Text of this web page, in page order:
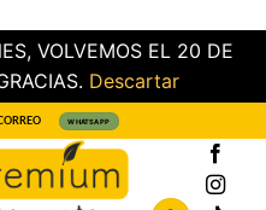
VOLVEMOS EL 20 DE
Descartar
WHATSAPP